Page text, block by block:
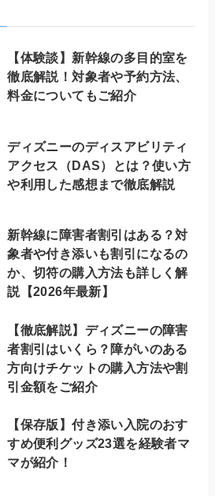
【体験談】新幹線の多目的室を
徹底解説！対象者や予約方法、
料金についてもご紹介
ディズニーのディスアビリティ
アクセス（DAS）とは？使い方
や利用した感想まで徹底解説
新幹線に障害者割引はある？対
象者や付き添いも割引になるの
か、切符の購入方法も詳しく解
説【2026年最新】
【徹底解説】ディズニーの障害
者割引はいくら？障がいのある
方向けチケットの購入方法や割
引金額をご紹介
【保存版】付き添い入院のおす
すめ便利グッズ23選を経験者マ
マが紹介！